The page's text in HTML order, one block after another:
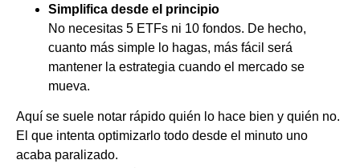
Simplifica desde el principio
No necesitas 5 ETFs ni 10 fondos. De hecho,
cuanto más simple lo hagas, más fácil será
mantener la estrategia cuando el mercado se
mueva.
Aquí se suele notar rápido quién lo hace bien y quién no.
El que intenta optimizarlo todo desde el minuto uno
acaba paralizado.